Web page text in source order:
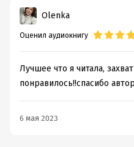
Olenka
Оценил аудиокнигу
Лучшее что я читала,
понравилось!!спасибо
6 мая 2023